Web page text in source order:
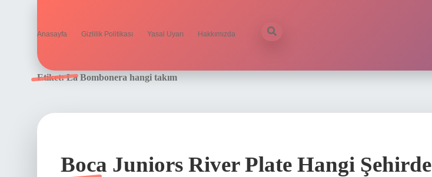
Anasayfa Gizlilik Politikası Yasal Uyarı Hakkımızda
Etiket:La Bombonera hangi takım
Boca Juniors River Plate Hangi Şehirde